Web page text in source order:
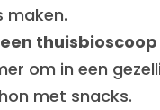
maken.
een thuisbioscoop
om in een
met snacks.